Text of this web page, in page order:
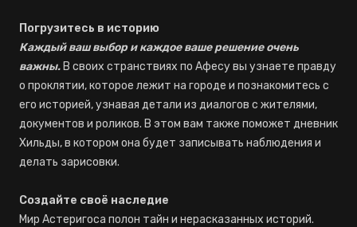
Погрузитесь в историю
Каждый ваш выбор и каждое ваше решение очень
важны. В своих странствиях по Афесу вы узнаете правду
о проклятии, которое лежит на городе и познакомитесь с
его историей, узнавая детали из диалогов с жителями,
документов и роликов. В этом вам также поможет дневник
Хильды, в котором она будет записывать наблюдения и
делать зарисовки.
Создайте своё наследие
Мир Астеригоса полон тайн и нерасказанных историй.